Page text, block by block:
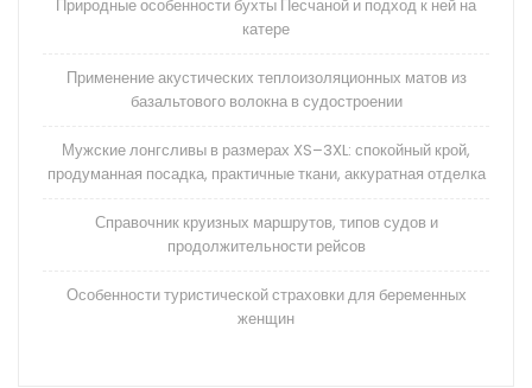
Природные особенности бухты Песчаной и подход к ней на
катере
Применение акустических теплоизоляционных матов из
базальтового волокна в судостроении
Мужские лонгсливы в размерах XS–3XL: спокойный крой,
продуманная посадка, практичные ткани, аккуратная отделка
Справочник круизных маршрутов, типов судов и
продолжительности рейсов
Особенности туристической страховки для беременных
женщин